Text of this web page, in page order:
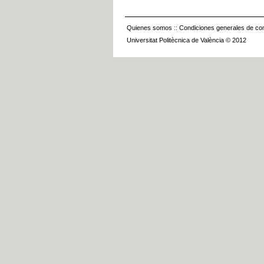
Quienes somos :: Condiciones generales de
Universitat Politècnica de València © 2012